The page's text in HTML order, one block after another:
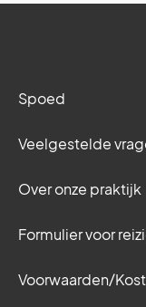
Spoed
Veelgestelde
Over onze praktijk
Formulier voor
Voorwaarden/